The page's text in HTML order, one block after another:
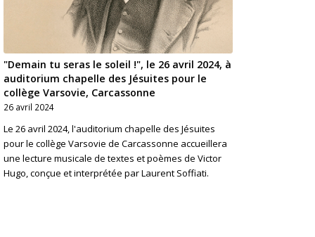
"Demain tu seras le soleil !", le 26 avril 2024, à
auditorium chapelle des Jésuites pour le
collège Varsovie, Carcassonne
26 avril 2024
Le 26 avril 2024, l'auditorium chapelle des Jésuites
pour le collège Varsovie de Carcassonne accueillera
une lecture musicale de textes et poèmes de Victor
Hugo, conçue et interprétée par Laurent Soffiati.